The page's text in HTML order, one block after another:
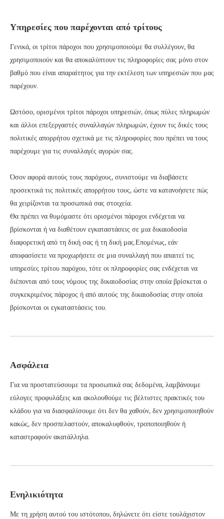
Υπηρεσίες που παρέχονται από τρίτους
Γενικά, οι τρίτοι πάροχοι που χρησιμοποιούμε θα συλλέγουν, θα
χρησιμοποιούν και θα αποκαλύπτουν τις πληροφορίες σας μόνο στον
βαθμό που είναι απαραίτητος για την εκτέλεση των υπηρεσιών που μας
παρέχουν.
Ωστόσο, ορισμένοι τρίτοι πάροχοι υπηρεσιών, όπως πύλες πληρωμών
και άλλοι επεξεργαστές συναλλαγών πληρωμών, έχουν τις δικές τους
πολιτικές απορρήτου σχετικά με τις πληροφορίες που πρέπει να τους
παρέχουμε για τις συναλλαγές αγορών σας.
Όσον αφορά αυτούς τους παρόχους, συνιστούμε να διαβάσετε
προσεκτικά τις πολιτικές απορρήτου τους, ώστε να κατανοήσετε πώς
θα χειρίζονται τα προσωπικά σας στοιχεία.
Θα πρέπει να θυμόμαστε ότι ορισμένοι πάροχοι ενδέχεται να
βρίσκονται ή να διαθέτουν εγκαταστάσεις σε μια δικαιοδοσία
διαφορετική από τη δική σας ή τη δική μας.Επομένως, εάν
αποφασίσετε να προχωρήσετε σε μια συναλλαγή που απαιτεί τις
υπηρεσίες τρίτου παρόχου, τότε οι πληροφορίες σας ενδέχεται να
διέπονται από τους νόμους της δικαιοδοσίας στην οποία βρίσκεται ο
συγκεκριμένος πάροχος ή από αυτούς της δικαιοδοσίας στην οποία
βρίσκονται οι εγκαταστάσεις του.
Ασφάλεια
Για να προστατεύσουμε τα προσωπικά σας δεδομένα, λαμβάνουμε
εύλογες προφυλάξεις και ακολουθούμε τις βέλτιστες πρακτικές του
κλάδου για να διασφαλίσουμε ότι δεν θα χαθούν, δεν χρησιμοποιηθούν
κακώς, δεν προσπελαστούν, αποκαλυφθούν, τροποποιηθούν ή
καταστραφούν ακατάλληλα.
Ενηλικιότητα
Με τη χρήση αυτού του ιστότοπου, δηλώνετε ότι είστε τουλάχιστον